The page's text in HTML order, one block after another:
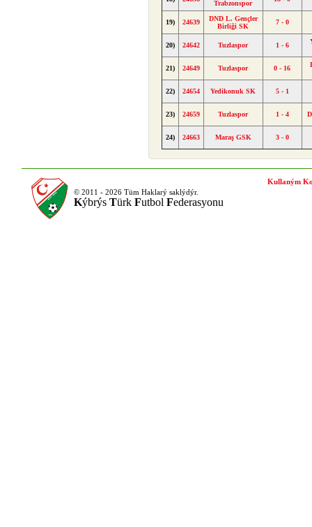
Trabzonspor
19) 24639
DND L. Gençler
Birliği SK
7 - 0
20) 24642 Tuzlaspor 1 - 6
21) 24649 Tuzlaspor 0 - 16
22) 24654 Yedikonuk SK 5 - 1
23) 24659 Tuzlaspor 1 - 4
24) 24663 Maraş GSK 3 - 0
© 2011 - 2026 Tüm Haklarý saklýdýr.
Kýbrýs Türk Futbol Federasyonu
Kullaným